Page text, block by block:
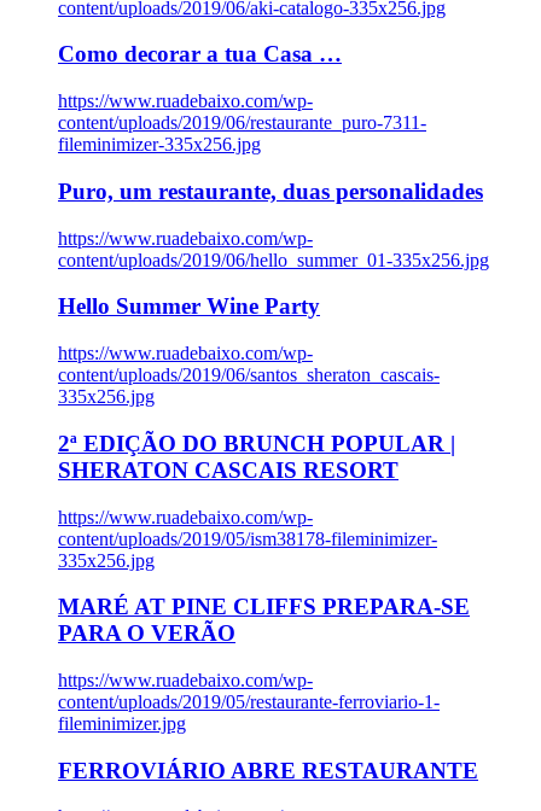
content/uploads/2019/06/aki-catalogo-335x256.jpg
Como decorar a tua Casa …
https://www.ruadebaixo.com/wp-
content/uploads/2019/06/restaurante_puro-7311-
fileminimizer-335x256.jpg
Puro, um restaurante, duas personalidades
https://www.ruadebaixo.com/wp-
content/uploads/2019/06/hello_summer_01-335x256.jpg
Hello Summer Wine Party
https://www.ruadebaixo.com/wp-
content/uploads/2019/06/santos_sheraton_cascais-
335x256.jpg
2ª EDIÇÃO DO BRUNCH POPULAR |
SHERATON CASCAIS RESORT
https://www.ruadebaixo.com/wp-
content/uploads/2019/05/ism38178-fileminimizer-
335x256.jpg
MARÉ AT PINE CLIFFS PREPARA-SE
PARA O VERÃO
https://www.ruadebaixo.com/wp-
content/uploads/2019/05/restaurante-ferroviario-1-
fileminimizer.jpg
FERROVIÁRIO ABRE RESTAURANTE